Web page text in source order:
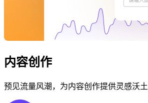
内容创作
预见流量风潮，为内容创作提供灵感沃土